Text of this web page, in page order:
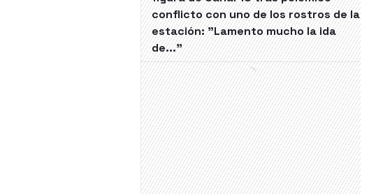
conflicto con uno de los rostros de la
estación: "Lamento mucho la ida
de..."